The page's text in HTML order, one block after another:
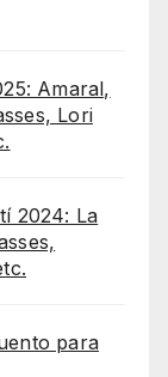
Amaral,
Lori
2024: La
para